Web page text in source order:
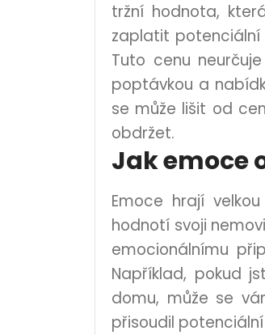
tržní hodnota,
zaplatit potenciální
Tuto cenu
poptávkou a
se může lišit od
obdržet.
Jak emoce
Emoce hrají
hodnotí svoji
emocionálnímu
Například, pokud
domu, může se
přisoudil